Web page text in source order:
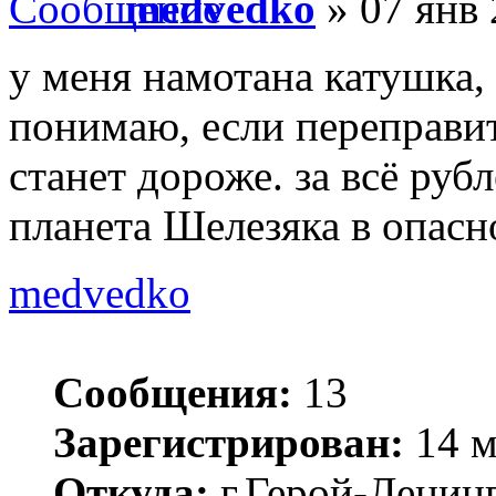
у меня намотана
понимаю, если
станет дороже. за всё
планета Шелезяка в
medvedko
Сообщения: 13
Зарегистрирован: 14